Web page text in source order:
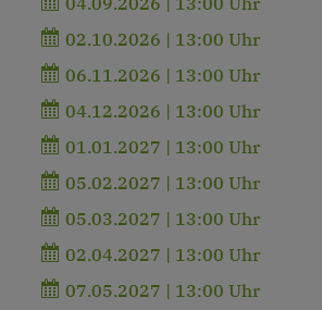
02.10.2026 | 13:00 Uhr
06.11.2026 | 13:00 Uhr
04.12.2026 | 13:00 Uhr
01.01.2027 | 13:00 Uhr
05.02.2027 | 13:00 Uhr
05.03.2027 | 13:00 Uhr
02.04.2027 | 13:00 Uhr
07.05.2027 | 13:00 Uhr